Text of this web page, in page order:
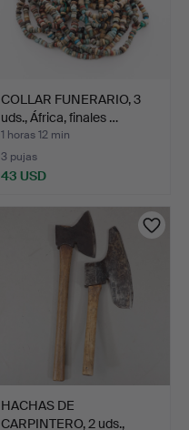
COLLAR FUNERARIO, 3
uds., África, finales …
1 horas 12 min
3 pujas
43 USD
HACHAS DE
CARPINTERO, 2 uds.,